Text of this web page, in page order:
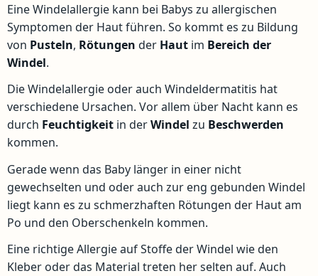
Eine Windelallergie kann bei Babys zu allergischen
Symptomen der Haut führen. So kommt es zu Bildung
von Pusteln, Rötungen der Haut im Bereich der
Windel.
Die Windelallergie oder auch Windeldermatitis hat
verschiedene Ursachen. Vor allem über Nacht kann es
durch Feuchtigkeit in derWindel zu Beschwerden
kommen.
Gerade wenn das Baby länger in einer nicht
gewechselten und oder auch zur eng gebunden Windel
liegt kann es zu schmerzhaften Rötungen der Haut am
Po und den Oberschenkeln kommen.
Eine richtige Allergie auf Stoffe der Windel wie den
Kleber oder das Material treten her selten auf. Auch